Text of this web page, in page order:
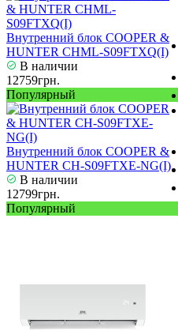
Внутренний блок COOPER &
HUNTER CHML-S09FTXQ(I)
В наличии
12759грн.
Популярный
Внутренний блок COOPER &
HUNTER CH-S09FTXE-NG(I)
В наличии
12799грн.
Популярный